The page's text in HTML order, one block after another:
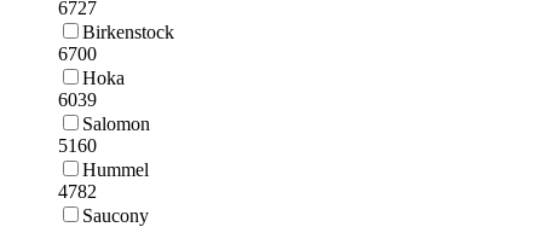
6727
Birkenstock
6700
Hoka
6039
Salomon
5160
Hummel
4782
Saucony